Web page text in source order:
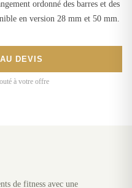
ordonné des barres et des
en version 28 mm et 50 mm.
DEVIS
à votre offre
de fitness avec une